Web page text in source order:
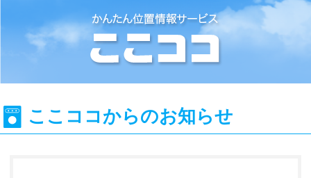
ここココからのお知らせ